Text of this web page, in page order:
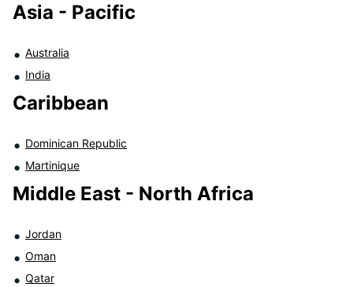
Asia - Pacific
Australia
India
Caribbean
Dominican Republic
Martinique
Middle East - North Africa
Jordan
Oman
Qatar